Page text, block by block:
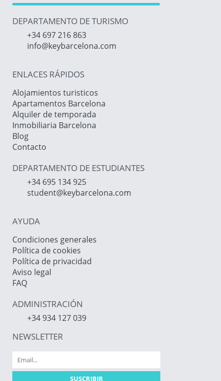
DEPARTAMENTO DE TURISMO
+34 697 216 863
info@keybarcelona.com
ENLACES RÁPIDOS
Alojamientos turisticos
Apartamentos Barcelona
Alquiler de temporada
Inmobiliaria Barcelona
Blog
Contacto
DEPARTAMENTO DE ESTUDIANTES
+34 695 134 925
student@keybarcelona.com
AYUDA
Condiciones generales
Política de cookies
Política de privacidad
Aviso legal
FAQ
ADMINISTRACIÓN
+34 934 127 039
NEWSLETTER